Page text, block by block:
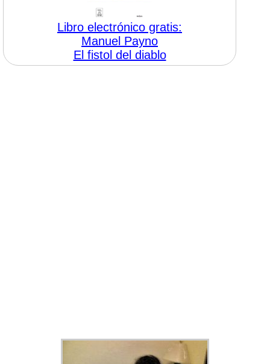
Libro electrónico gratis:
Manuel Payno
El fistol del diablo